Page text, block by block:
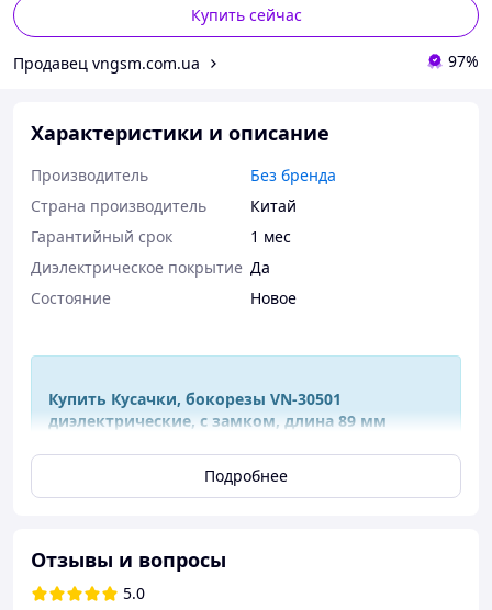
Купить сейчас
Продавец vngsm.com.ua 97%
Характеристики и описание
Производитель
Без бренда
Страна производитель
Китай
Гарантийный срок
1 мес
Диэлектрическое покрытие Да
Состояние
Новое
Купить Кусачки, бокорезы VN-30501
диэлектрические, с замком, длина 89 мм
Ремонт современной электроники и мобильных
миниатюрными, что предъявляет высокие
требования к качеству используемых инструментов.
Наш ассортимент включает в себя специально
Подробнее
Отзывы и вопросы
5.0